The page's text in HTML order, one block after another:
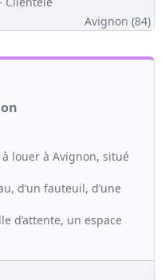
Avignon (84)
à louer à Avignon, situé
d’un fauteuil, d’une
d’attente, un espace